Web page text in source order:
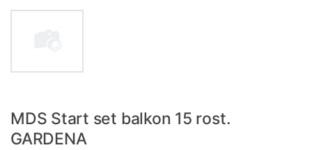
MDS Start set balkon 15 rost.
GARDENA